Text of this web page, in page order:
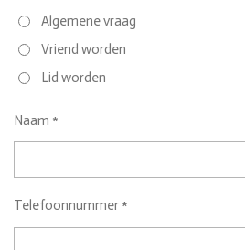
Algemene vraag
Vriend worden
Lid worden
Naam *
Telefoonnummer *